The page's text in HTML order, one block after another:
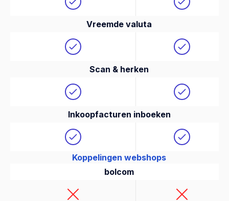
Vreemde valuta
Scan & herken
Inkoopfacturen inboeken
Koppelingen webshops
bolcom